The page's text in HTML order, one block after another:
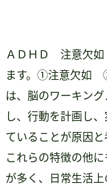
ＡＤＨＤ 注意欠如
ます。➀注意欠如
は、脳のワーキン
し、行動を計画し
ていることが原因と
これらの特徴の他
が多く、日常生活